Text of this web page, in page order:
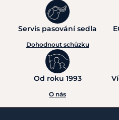
Servis pasování sedla
Dohodnout schůzku
Od roku 1993
O nás